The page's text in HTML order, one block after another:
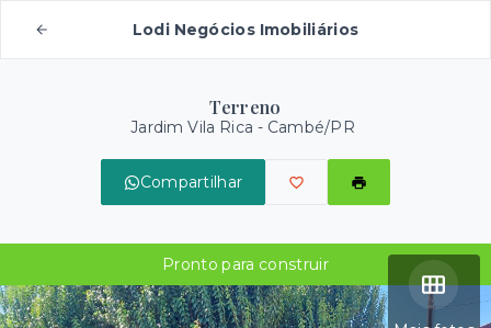
Lodi Negócios Imobiliários
Terreno
Jardim Vila Rica - Cambé/PR
Compartilhar
Pronto para construir